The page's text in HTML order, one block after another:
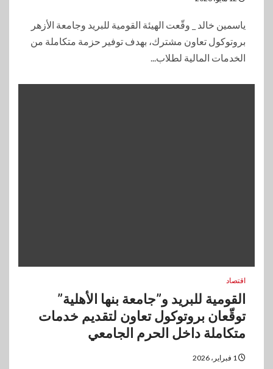
ياسمين خالد _ وقّعت الهيئة القومية للبريد وجامعة الأزهر
بروتوكول تعاون مشترك، بهدف توفير حزمة متكاملة من
الخدمات المالية لطلاب...
اقتصاد
القومية للبريد و”جامعة بنها الأهلية”
توقّعان بروتوكول تعاون لتقديم خدمات
متكاملة داخل الحرم الجامعي